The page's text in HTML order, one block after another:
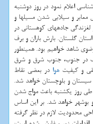
اعلام نمود در روز دوشنبه
معابر و سیلابی شدن مسیلها و
جادههای كوهستانی در
گلستان. بارش باران و برف
شاهد خواهیم بود. همینطور
در جنوب، جنوب شرق و شرق
و كیفیتهوا در بعضی نقاط
و بلوچستان خواهد شد.
روز یكشنبه باعث مواج شدن
خواهد شد. بر این اساس
محدودیت لازم در نظر گرفته